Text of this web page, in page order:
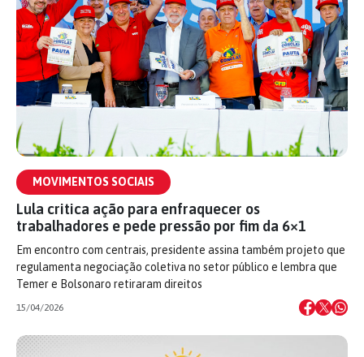
MOVIMENTOS SOCIAIS
Lula critica ação para enfraquecer os
trabalhadores e pede pressão por fim da 6×1
Em encontro com centrais, presidente assina também projeto que
regulamenta negociação coletiva no setor público e lembra que
Temer e Bolsonaro retiraram direitos
15/04/2026